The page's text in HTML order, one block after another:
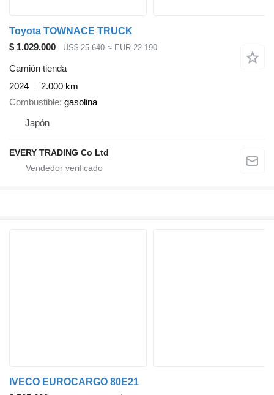
Toyota TOWNACE TRUCK
$ 1.029.000
US$ 25.640 ≈ EUR 22.190
Camión tienda
2024
2.000 km
Combustible gasolina
Japón
EVERY TRADING Co Ltd
IVECO EUROCARGO 80E21